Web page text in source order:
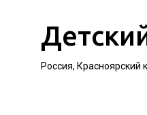
Россия, Красноярский